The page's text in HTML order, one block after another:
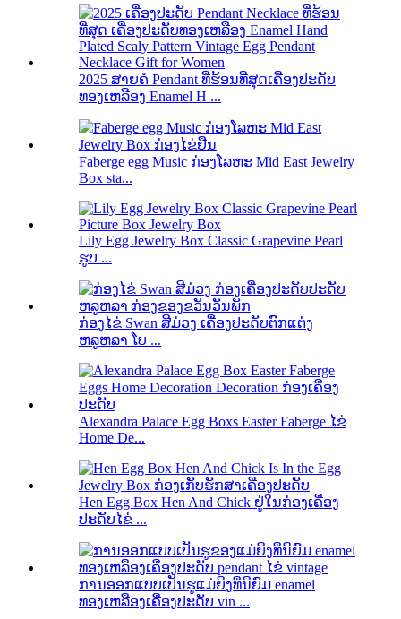
2025 ສາຍຄໍ Pendant ທີ່ຮ້ອນທີ່ສຸດເຄື່ອງປະດັບ
ທອງເຫລືອງ Enamel H ...
Faberge egg Music ກ່ອງໂລຫະ Mid East Jewelry
Box sta...
Lily Egg Jewelry Box Classic Grapevine Pearl
ຮູບ ...
ກ່ອງໄຂ່ Swan ສີມ່ວງ ເຄື່ອງປະດັບຕົກແຕ່ງ
ຫລູຫລາ ໂບ ...
Alexandra Palace Egg Boxs Easter Faberge ໄຂ່
Home De...
Hen Egg Box Hen And Chick ຢູ່ໃນກ່ອງເຄື່ອງ
ປະດັບໄຂ່ ...
ການອອກແບບເປັນຮູແມ່ຍິງທີ່ນິຍົມ enamel
ທອງເຫລືອງເຄື່ອງປະດັບ vin ...